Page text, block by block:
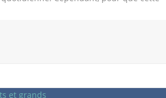
qui sera partagée par plusieurs
essayez d’avoir une discussion ouverte